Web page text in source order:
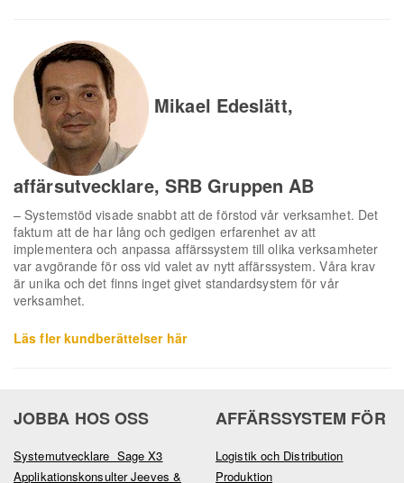
Mikael Edeslätt,
affärsutvecklare, SRB Gruppen AB
– Systemstöd visade snabbt att de förstod vår verksamhet. Det
faktum att de har lång och gedigen erfarenhet av att
implementera och anpassa affärssystem till olika verksamheter
var avgörande för oss vid valet av nytt affärssystem. Våra krav
är unika och det finns inget givet standardsystem för vår
verksamhet.
Läs fler kundberättelser här
JOBBA HOS OSS
Systemutvecklare Sage X3
Applikationskonsulter Jeeves &
AFFÄRSSYSTEM FÖR
Logistik och Distribution
Produktion